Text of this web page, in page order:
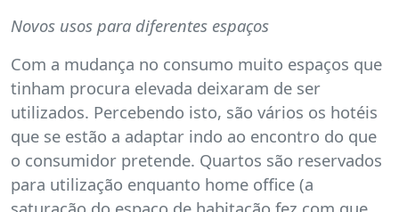
Novos usos para diferentes espaços
Com a mudança no consumo muito espaços que
tinham procura elevada deixaram de ser
utilizados. Percebendo isto, são vários os hotéis
que se estão a adaptar indo ao encontro do que
o consumidor pretende. Quartos são reservados
para utilização enquanto home office (a